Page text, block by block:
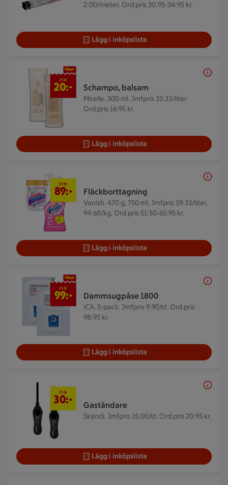
2:00/meter. Ord.pris 30:95-34:95 kr.
Lägg i inköpslista
Schampo, balsam
Mirelle. 300 ml. Jmfpris 33:33/liter.
Ord.pris 16:95 kr.
2 för 20 kr
2 för
20:-
Lägg i inköpslista
Fläckborttagning
Vanish. 470 g, 750 ml. Jmfpris 59:33/liter,
94:68/kg. Ord.pris 51:50-65:95 kr.
2 för 89 kr
2 för
89:-
Lägg i inköpslista
Dammsugpåse 1800
ICA. 5-pack. Jmfpris 9:90/st. Ord.pris
98:95 kr.
2 för 99 kr
2 för
99:-
Lägg i inköpslista
Gaständare
Skandi. Jmfpris 15:00/st. Ord.pris 20:95 kr.
2 för 30 kr
2 för
30:-
Lägg i inköpslista